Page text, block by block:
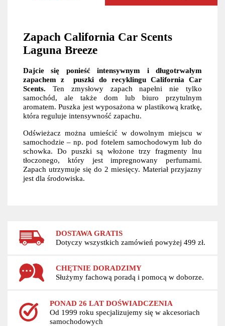
Zapach California Car Scents
Laguna Breeze
Dajcie się ponieść intensywnym i długotrwałym
zapachem z puszki do recyklingu California Car
Scents. Ten zmysłowy zapach napełni nie tylko
samochód, ale także dom lub biuro przytulnym
aromatem. Puszka jest wyposażona w plastikową kratkę,
która reguluje intensywność zapachu.
Odświeżacz można umieścić w dowolnym miejscu w
samochodzie – np. pod fotelem samochodowym lub do
schowka. Do puszki są włożone trzy fragmenty lnu
tłoczonego, który jest impregnowany perfumami.
Zapach utrzymuje się do 2 miesięcy. Materiał przyjazny
jest dla środowiska.
DOSTAWA GRATIS
Dotyczy wszystkich zamówień powyżej 499 zł.
CHĘTNIE DORADZIMY
Służymy fachową poradą i pomocą w doborze.
PONAD 26 LAT DOŚWIADCZENIA
Od 1999 roku specjalizujemy się w akcesoriach
samochodowych